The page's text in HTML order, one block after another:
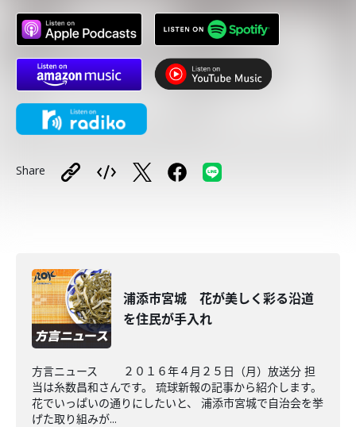
Share
浦添市宮城 花が美しく彩る沿道
を住民が手入れ
方言ニュース ２０１６年４月２５日（月）放送分 担
当は糸数昌和さんです。 琉球新報の記事から紹介します。
花でいっぱいの通りにしたいと、 浦添市宮城で自治会を挙
げた取り組みが...